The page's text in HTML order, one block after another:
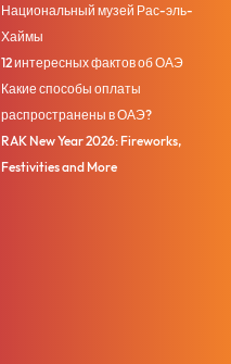
Национальный музей Рас-эль-
Хаймы
12 интересных фактов об ОАЭ
Какие способы оплаты
распространены в ОАЭ?
RAK New Year 2026: Fireworks,
Festivities and More